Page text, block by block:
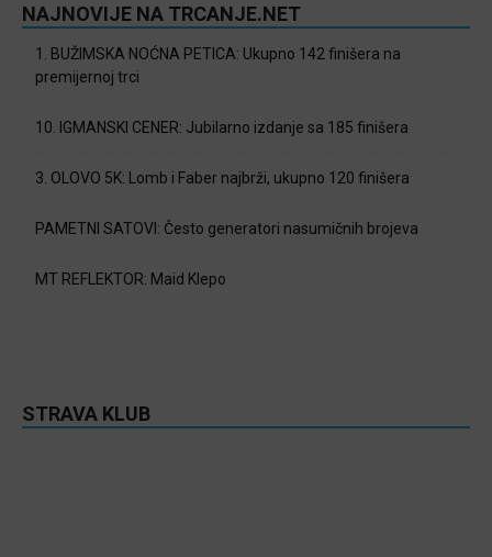
NAJNOVIJE NA TRCANJE.NET
1. BUŽIMSKA NOĆNA PETICA: Ukupno 142 finišera na
premijernoj trci
10. IGMANSKI CENER: Jubilarno izdanje sa 185 finišera
3. OLOVO 5K: Lomb i Faber najbrži, ukupno 120 finišera
PAMETNI SATOVI: Često generatori nasumičnih brojeva
MT REFLEKTOR: Maid Klepo
STRAVA KLUB